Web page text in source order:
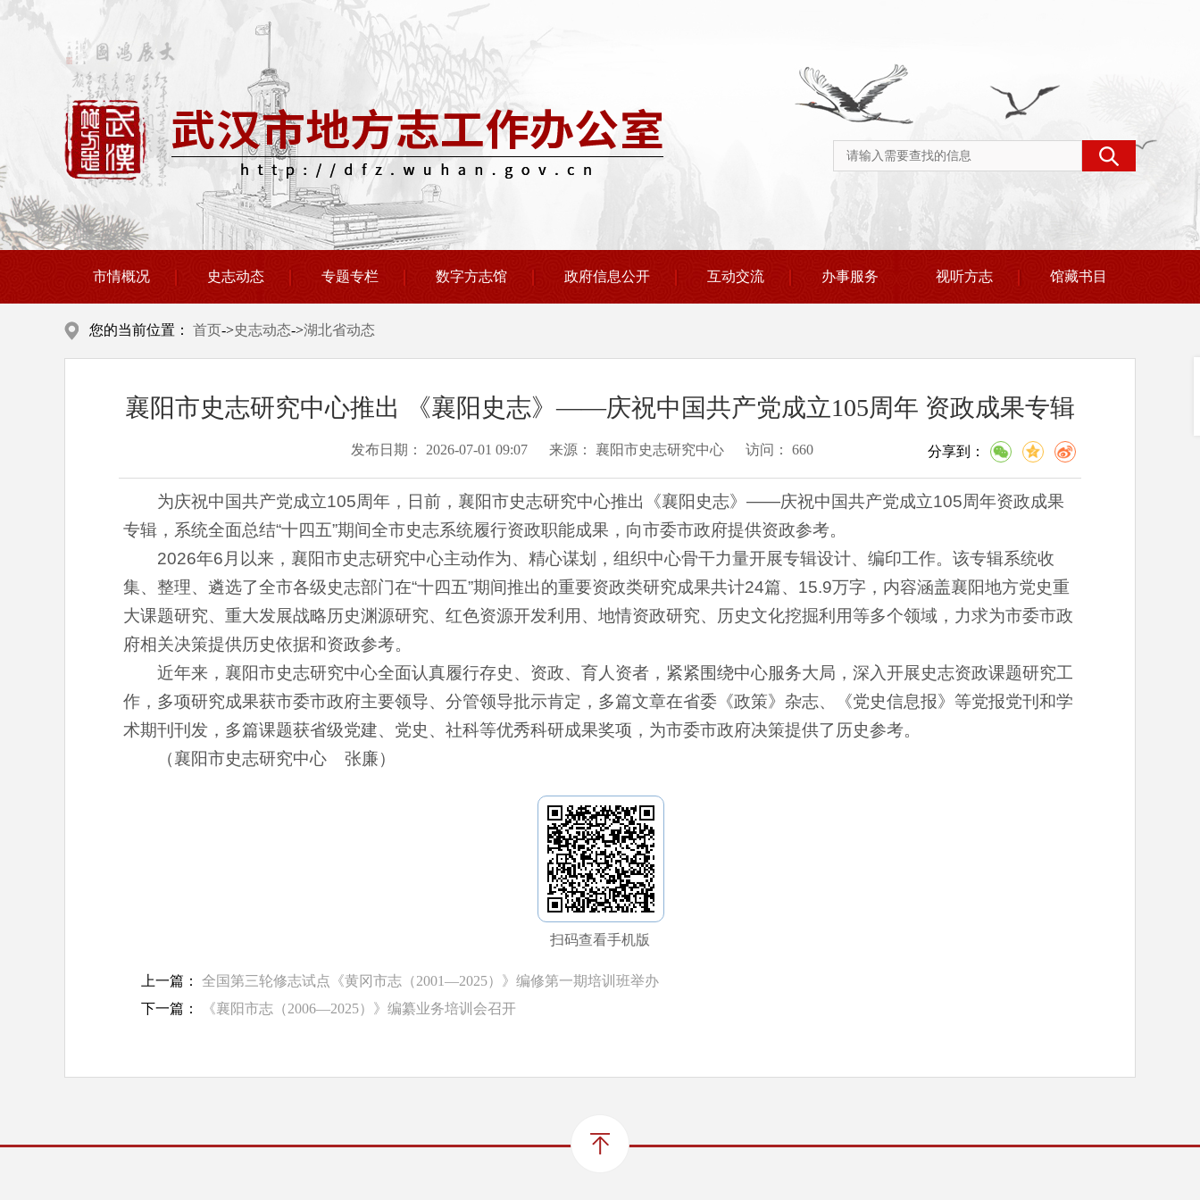
市情概况 史志动态 专题专栏 数字方志馆 政府信息公开 互动交流 办事服务 视听方志 馆藏书目
您的当前位置： 首页->史志动态->湖北省动态
襄阳市史志研究中心推出 《襄阳史志》——庆祝中国共产党成立105周年 资政成果专辑
发布日期： 2026-07-01 09:07 来源： 襄阳市史志研究中心 访问： 660 分享到：
为庆祝中国共产党成立105周年，日前，襄阳市史志研究中心推出《襄阳史志》——庆祝中国共产党成立105周年资政成果
专辑，系统全面总结“十四五”期间全市史志系统履行资政职能成果，向市委市政府提供资政参考。
2026年6月以来， 襄阳市史志研究中心主动作为、精心谋划，组织中心骨干力量开展专辑设计、编印工作。该专辑系统收
集、整理、遴选了全市各级史志部门在“十四五”期间推出的重要资政类研究成果共计24篇、15.9万字，内容涵盖襄阳地方党史重
大课题研究、重大发展战略历史渊源研究、红色资源开发利用、地情资政研究、历史文化挖掘利用等多个领域，力求为市委市政
府相关决策提供历史依据和资政参考。
近年来， 襄阳市史志研究中心全面认真履行存史、资政、育人资者，紧紧围绕中心服务大局，深入开展史志资政课题研究工
作，多项研究成果获市委市政府主要领导、分管领导批示肯定，多篇文章在省委《政策》杂志、《党史信息报》等党报党刊和学
术期刊刊发，多篇课题获省级党建、党史、社科等优秀科研成果奖项，为市委市政府决策提供了历史参考。
（襄阳市史志研究中心 张廉）
扫码查看手机版
上一篇： 全国第三轮修志试点《黄冈市志（2001—2025）》编修第一期培训班举办
下一篇：
《襄阳市志（2006—2025）》编纂业务培训会召开